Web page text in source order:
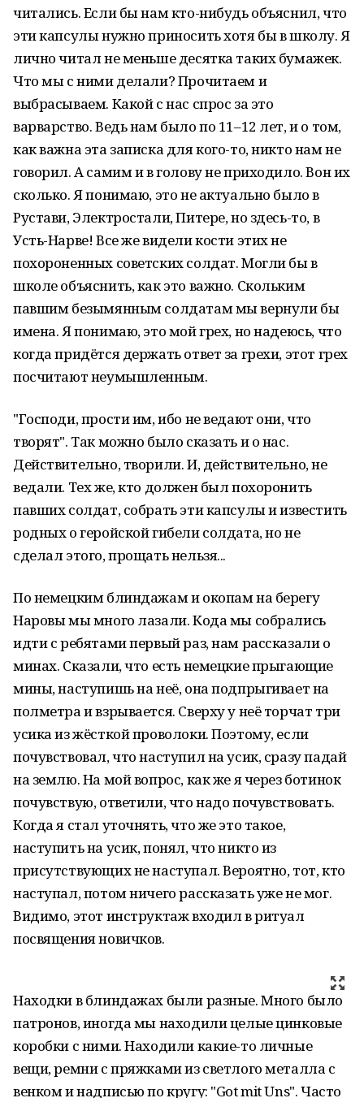
читались. Если бы нам кто-нибудь объяснил, что
эти капсулы нужно приносить хотя бы в школу. Я
лично читал не меньше десятка таких бумажек.
Что мы с ними делали? Прочитаем и
выбрасываем. Какой с нас спрос за это
варварство. Ведь нам было по 11–12 лет, и о том,
как важна эта записка для кого-то, никто нам не
говорил. А самим и в голову не приходило. Вон их
сколько. Я понимаю, это не актуально было в
Рустави, Электростали, Питере, но здесь-то, в
Усть-Нарве! Все же видели кости этих не
похороненных советских солдат. Могли бы в
школе объяснить, как это важно. Скольким
павшим безымянным солдатам мы вернули бы
имена. Я понимаю, это мой грех, но надеюсь, что
когда придётся держать ответ за грехи, этот грех
посчитают неумышленным.
"Господи, прости им, ибо не ведают они, что
творят". Так можно было сказать и о нас.
Действительно, творили. И, действительно, не
ведали. Тех же, кто должен был похоронить
павших солдат, собрать эти капсулы и известить
родных о геройской гибели солдата, но не
сделал этого, прощать нельзя...
По немецким блиндажам и окопам на берегу
Наровы мы много лазали. Кода мы собрались
идти с ребятами первый раз, нам рассказали о
минах. Сказали, что есть немецкие прыгающие
мины, наступишь на неё, она подпрыгивает на
полметра и взрывается. Сверху у неё торчат три
усика из жёсткой проволоки. Поэтому, если
почувствовал, что наступил на усик, сразу падай
на землю. На мой вопрос, как же я через ботинок
почувствую, ответили, что надо почувствовать.
Когда я стал уточнять, что же это такое,
наступить на усик, понял, что никто из
присутствующих не наступал. Вероятно, тот, кто
наступал, потом ничего рассказать уже не мог.
Видимо, этот инструктаж входил в ритуал
посвящения новичков.
Находки в блиндажах были разные. Много было
патронов, иногда мы находили целые цинковые
коробки с ними. Находили какие-то личные
вещи, ремни с пряжками из светлого металла с
венком и надписью по кругу: "Got mit Uns". Часто